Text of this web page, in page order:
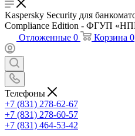
Kaspersky Security для
Compliance Edition - ФГУП
Отложенные 0 Корзина 0
Телефоны
+7 (831) 278-62-67
+7 (831) 278-60-57
+7 (831) 464-53-42